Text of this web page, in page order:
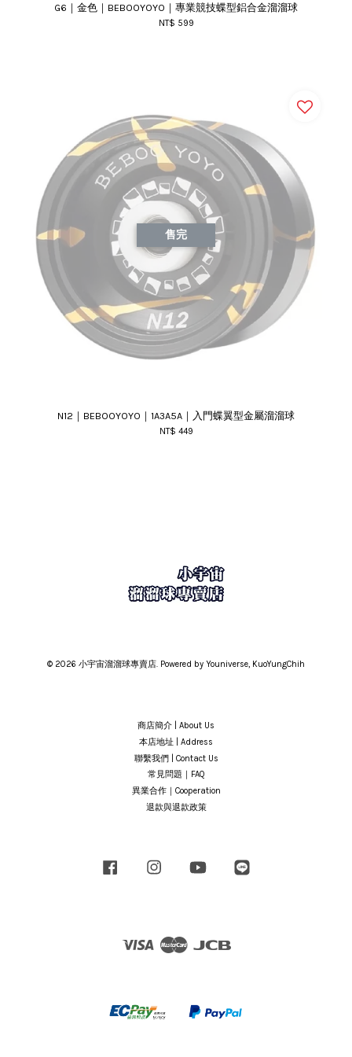
G6｜金色｜BEBOOYOYO｜專業競技蝶型鋁合金溜溜球
NT$ 599
售完
N12｜BEBOOYOYO｜1A3A5A｜入門蝶翼型金屬溜溜球
NT$ 449
© 2026 小宇宙溜溜球專賣店. Powered by Youniverse, KuoYungChih
商店簡介 | About Us
本店地址 | Address
聯繫我們 | Contact Us
常見問題｜FAQ
異業合作｜Cooperation
退款與退款政策
Facebook Instagram YouTube
Visa Master